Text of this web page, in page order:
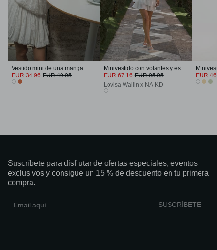
Vestido mini de una manga
EUR 34.96 EUR 49.95
Minivestido con volantes y escote en V
EUR 67.16 EUR 95.95
Lovisa Wallin x NA-KD
EUR
Suscríbete para disfrutar de ofertas especiales, eventos
exclusivos y consigue un 15 % de descuento en tu primera
compra.
SUSCRÍBETE